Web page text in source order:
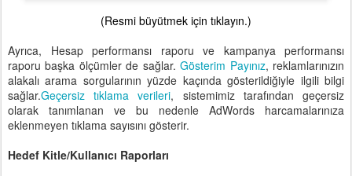
(Resmi büyütmek için tıklayın.)
Ayrıca, Hesap performansı raporu ve kampanya performansı
raporu başka ölçümler de sağlar.Gösterim Payınız, reklamlarınızın
alakalı arama sorgularının yüzde kaçında gösterildiğiyle ilgili bilgi
sağlar.Geçersiz tıklama verileri, sistemimiz tarafından geçersiz
olarak tanımlanan ve bu nedenle AdWords harcamalarınıza
eklenmeyen tıklama sayısını gösterir.
Hedef Kitle/Kullanıcı Raporları